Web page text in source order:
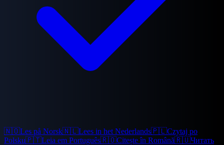
🇳🇴Les på Norsk🇳🇱Lees in het Nederlands🇵🇱Czytaj po
Polsku🇵🇹Leia em Português🇷🇴Citește în Română🇷🇺Читать